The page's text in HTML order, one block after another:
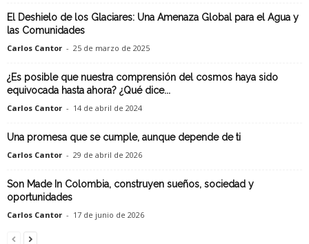
El Deshielo de los Glaciares: Una Amenaza Global para el Agua y
las Comunidades
Carlos Cantor - 25 de marzo de 2025
¿Es posible que nuestra comprensión del cosmos haya sido
equivocada hasta ahora? ¿Qué dice...
Carlos Cantor - 14 de abril de 2024
Una promesa que se cumple, aunque depende de ti
Carlos Cantor - 29 de abril de 2026
Son Made In Colombia, construyen sueños, sociedad y
oportunidades
Carlos Cantor - 17 de junio de 2026